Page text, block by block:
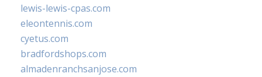
lewis-lewis-cpas.com
eleontennis.com
cyetus.com
bradfordshops.com
almadenranchsanjose.com